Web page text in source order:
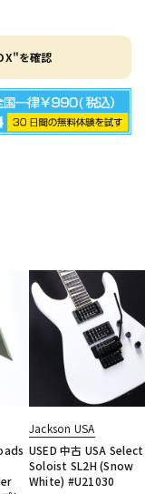
を確認
Jackson USA
USED 中古 USA Select
Soloist SL2H (Snow
White) #U21030